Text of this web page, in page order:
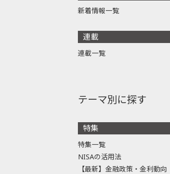
新着情報一覧
連載
連載一覧
テーマ別に探す
特集
特集一覧
NISAの活用法
【最新】金融政策・金利動向